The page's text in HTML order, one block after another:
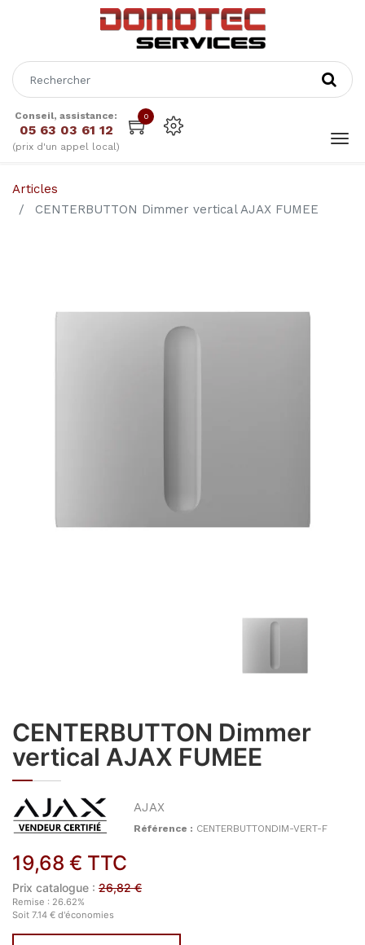
Conseil, assistance:
05 63 03 61 12
(prix d'un appel local)
0
Articles
CENTERBUTTON Dimmer vertical AJAX FUMEE
CENTERBUTTON Dimmer
vertical AJAX FUMEE
AJAX
Référence : CENTERBUTTONDIM-VERT-F
19,68 € TTC
Prix catalogue : 26,82€
Remise : 26.62%
Soit 7.14 € d'économies